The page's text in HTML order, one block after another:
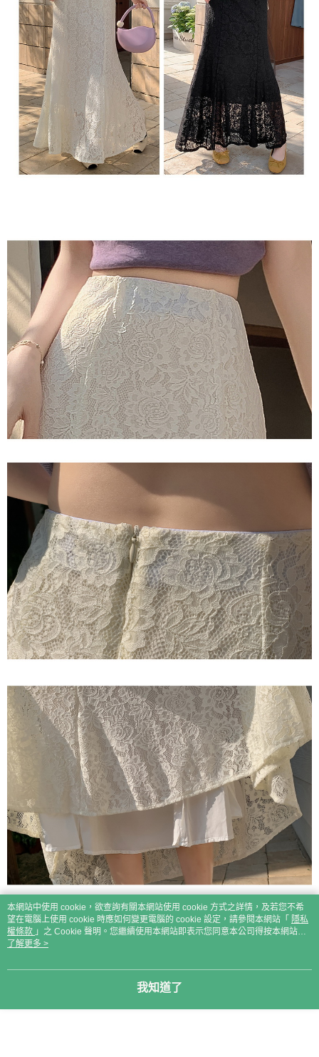
本網站中使用 cookie，欲查詢有關本網站使用 cookie 方式之詳情，及若您不希
望在電腦上使用 cookie 時應如何變更電腦的 cookie 設定，請參閱本網站「 隱私
權條款 」之 Cookie 聲明。您繼續使用本網站即表示您同意本公司得按本網站使
用條款之 Cookie 聲明使用 cookie。
了解更多 >
我知道了